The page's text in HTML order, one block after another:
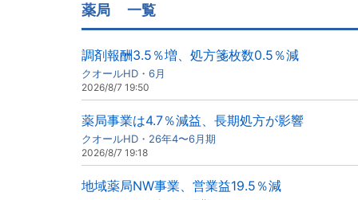
薬局 一覧
調剤報酬3.5％増、処方箋枚数0.5％減
クオールHD・6月
2026/8/7 19:50
薬局事業は4.7％減益、長期処方が影響
クオールHD・26年4〜6月期
2026/8/7 19:18
地域薬局NW事業、営業益19.5％減